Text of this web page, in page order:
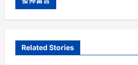
Related Stories